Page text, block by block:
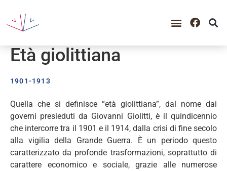
Età giolittiana
1901-1913
Quella che si definisce “età giolittiana”, dal nome dai
governi presieduti da Giovanni Giolitti, è il quindicennio
che intercorre tra il 1901 e il 1914, dalla crisi di fine secolo
alla vigilia della Grande Guerra. È un periodo questo
caratterizzato da profonde trasformazioni, soprattutto di
carattere economico e sociale, grazie alle numerose